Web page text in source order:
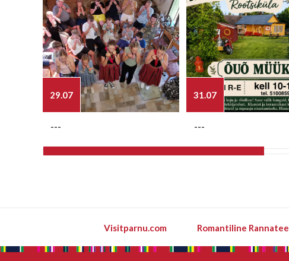
29.07
---
31.07
---
Visitparnu.com Romantiline Rannatee